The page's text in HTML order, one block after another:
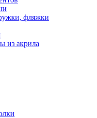
фляжки
из акрила